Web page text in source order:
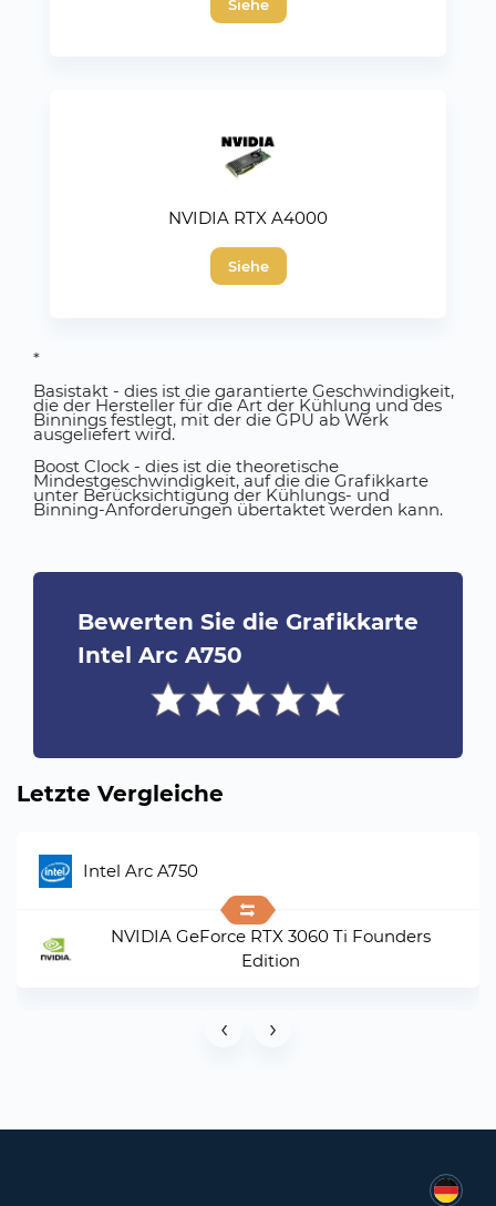
Siehe
NVIDIA RTX A4000
Siehe
*
Basistakt - dies ist die garantierte Geschwindigkeit,
die der Hersteller für die Art der Kühlung und des
Binnings festlegt, mit der die GPU ab Werk
ausgeliefert wird.
Boost Clock - dies ist die theoretische
Mindestgeschwindigkeit, auf die die Grafikkarte
unter Berücksichtigung der Kühlungs- und
Binning-Anforderungen übertaktet werden kann.
Bewerten Sie die Grafikkarte
Intel Arc A750
Letzte Vergleiche
Intel Arc A750
NVIDIA GeForce RTX 3060 Ti Founders
Edition
‹ ›